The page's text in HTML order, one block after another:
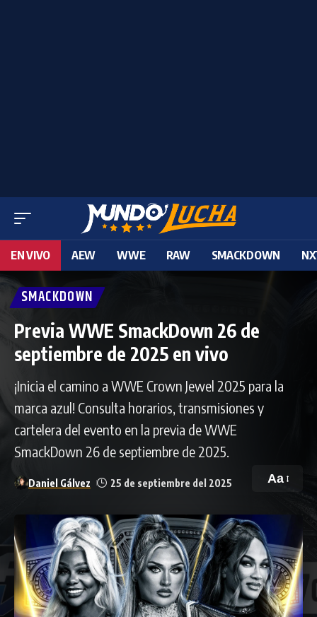
EN VIVO AEW WWE RAW SMACKDOWN
SMACKDOWN
Previa WWE SmackDown 26 de
septiembre de 2025 en vivo
¡Inicia el camino a WWE Crown Jewel 2025 para la
marca azul! Consulta horarios, transmisiones y
cartelera del evento en la previa de WWE
SmackDown 26 de septiembre de 2025.
Daniel Gálvez 25 de septiembre del 2025 Aa